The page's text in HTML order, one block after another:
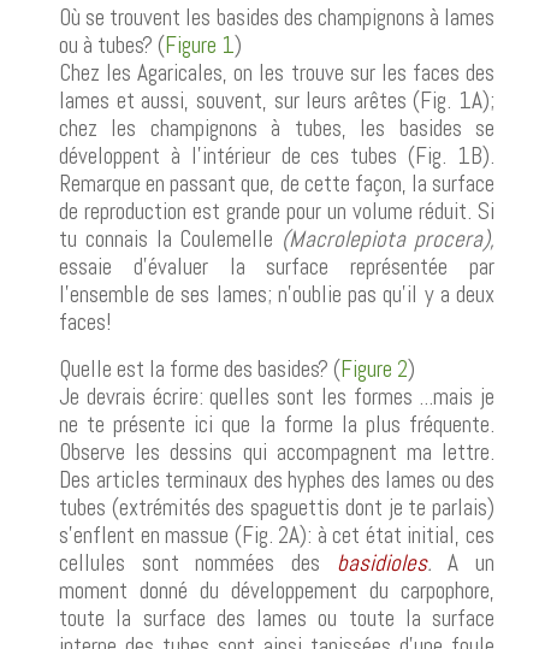
Où se trouvent les basides des champignons à lames
ou à tubes? (Figure 1)
Chez les Agaricales, on les trouve sur les faces des
lames et aussi, souvent, sur leurs arêtes (Fig. 1A);
chez les champignons à tubes, les basides se
développent à l'intérieur de ces tubes (Fig. 1B).
Remarque en passant que, de cette façon, la surface
de reproduction est grande pour un volume réduit. Si
tu connais la Coulemelle (Macrolepiota procera),
essaie d'évaluer la surface représentée par
l'ensemble de ses lames; n'oublie pas qu'il y a deux
faces!
Quelle est la forme des basides? (Figure 2)
Je devrais écrire: quelles sont les formes ...mais je
ne te présente ici que la forme la plus fréquente.
Observe les dessins qui accompagnent ma lettre.
Des articles terminaux des hyphes des lames ou des
tubes (extrémités des spaguettis dont je te parlais)
s'enflent en massue (Fig. 2A): à cet état initial, ces
cellules sont nommées des basidioles.A un
moment donné du développement du carpophore,
toute la surface des lames ou toute la surface